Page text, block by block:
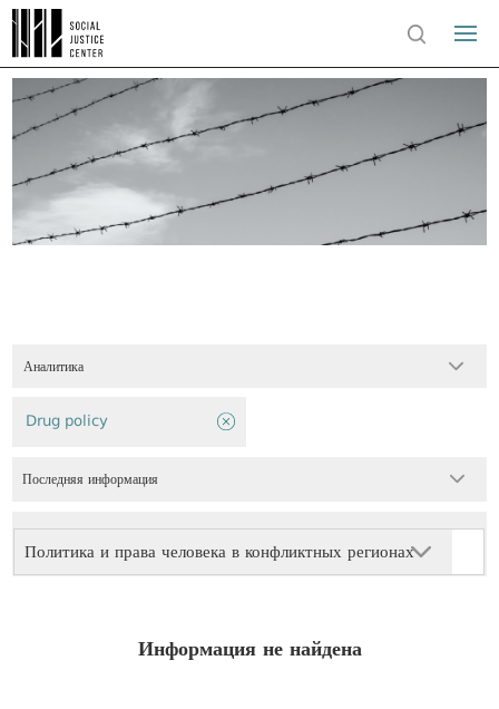
Аналитика
Политика и права человека в конфликтных регионах
Drug policy
Последняя информация
Информация не найдена